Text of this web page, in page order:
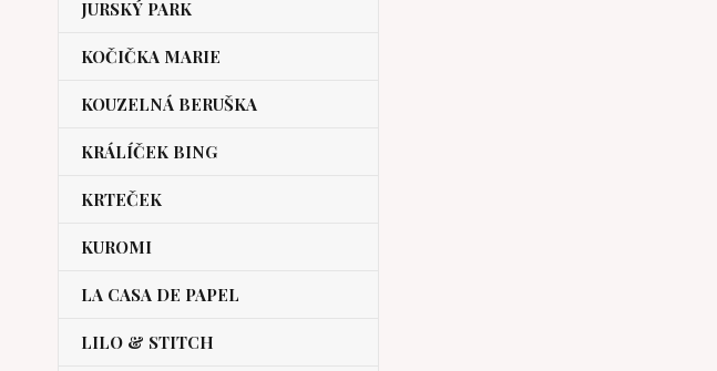
JURSKÝ PARK
KOČIČKA MARIE
KOUZELNÁ BERUŠKA
KRÁLÍČEK BING
KRTEČEK
KUROMI
LA CASA DE PAPEL
LILO & STITCH